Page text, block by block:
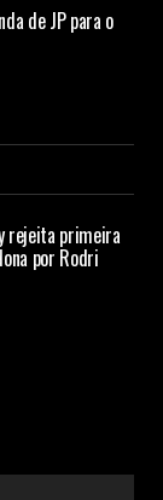
de JP para o
rejeita primeira
por Rodri